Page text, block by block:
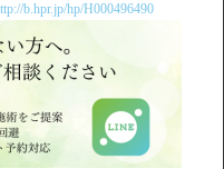
b.hpr.jp/hp/H000496490